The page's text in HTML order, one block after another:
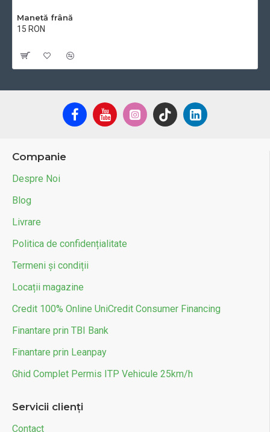
Manetă frână
15 RON
Companie
Despre Noi
Blog
Livrare
Politica de confidențialitate
Termeni și condiții
Locații magazine
Credit 100% Online UniCredit Consumer Financing
Finantare prin TBI Bank
Finantare prin Leanpay
Ghid Complet Permis ITP Vehicule 25km/h
Servicii clienți
Contact